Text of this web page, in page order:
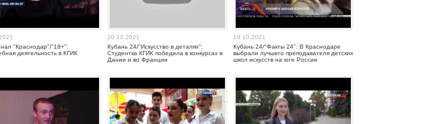
"Краснодар"/"18+":
деятельность в КГИК
20.10.2021
Кубань 24/"Искусство в деталях":
Студентка КГИК победила в конкурсах в
Дании и во Франции
19.10.2021
Кубань 24/"Факты 24": В Краснодаре
выбрали лучшего преподавателя детских
школ искусств на юге России